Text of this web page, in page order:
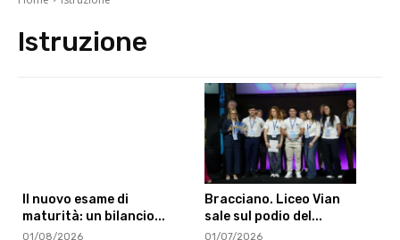
Istruzione
Il nuovo esame di
maturità: un bilancio...
01/08/2026
Bracciano. Liceo Vian
sale sul podio del...
01/07/2026